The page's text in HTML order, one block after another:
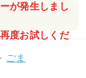
が発生しまし
度お試しくだ
ごま